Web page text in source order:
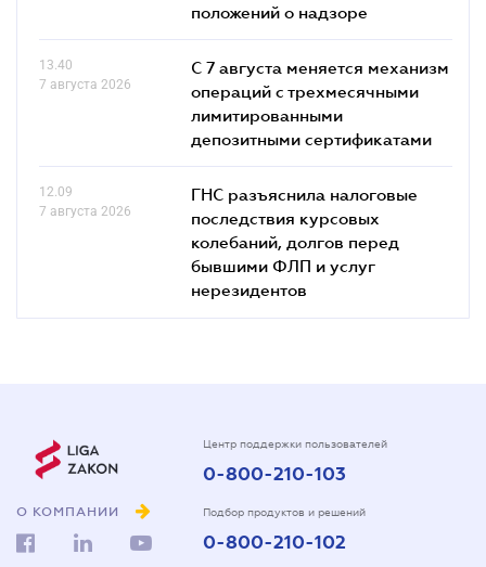
положений о надзоре
13.40
7 августа 2026
С 7 августа меняется механизм
операций с трехмесячными
лимитированными
депозитными сертификатами
12.09
7 августа 2026
ГНС разъяснила налоговые
последствия курсовых
колебаний, долгов перед
бывшими ФЛП и услуг
нерезидентов
О КОМПАНИИ
Центр поддержки пользователей
0-800-210-103
Подбор продуктов и решений
0-800-210-102